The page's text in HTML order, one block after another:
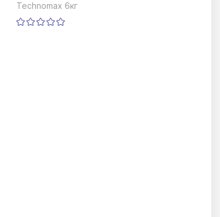
Technomax 6кг